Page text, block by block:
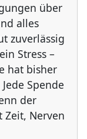
über
alles
zuverlässig
Stress –
hat bisher
Spende
der
Nerven